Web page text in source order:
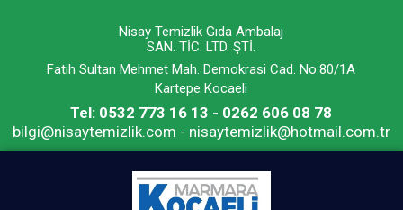
Nisay Temizlik Gıda Ambalaj
SAN. TİC. LTD. ŞTİ.
Fatih Sultan Mehmet Mah. Demokrasi Cad. No:80/1A
Kartepe Kocaeli
Tel: 0532 773 16 13 - 0262 606 08 78
bilgi@nisaytemizlik.com - nisaytemizlik@hotmail.com.tr